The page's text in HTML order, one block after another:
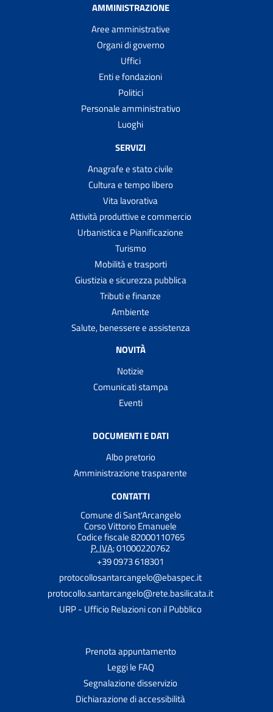
AMMINISTRAZIONE
Aree amministrative
Organi di governo
Uffici
Enti e fondazioni
Politici
Personale amministrativo
Luoghi
SERVIZI
Anagrafe e stato civile
Cultura e tempo libero
Vita lavorativa
Attività produttive e commercio
Urbanistica e Pianificazione
Turismo
Mobilità e trasporti
Giustizia e sicurezza pubblica
Tributi e finanze
Ambiente
Salute, benessere e assistenza
NOVITÀ
Notizie
Comunicati stampa
Eventi
DOCUMENTI E DATI
Albo pretorio
Amministrazione trasparente
CONTATTI
Comune di Sant'Arcangelo
Corso Vittorio Emanuele
Codice fiscale 82000110765
P. IVA:01000220762
+39 0973 618301
protocollosantarcangelo@ebaspec.it
protocollo.santarcangelo@rete.basilicata.it
URP - Ufficio Relazioni con il Pubblico
Prenota appuntamento
Leggi le FAQ
Segnalazione disservizio
Dichiarazione di accessibilità